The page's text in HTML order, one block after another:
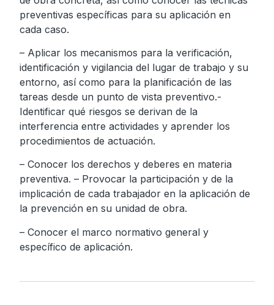
preventivas específicas para su aplicación en
cada caso.
– Aplicar los mecanismos para la verificación,
identificación y vigilancia del lugar de trabajo y su
entorno, así como para la planificación de las
tareas desde un punto de vista preventivo.-
Identificar qué riesgos se derivan de la
interferencia entre actividades y aprender los
procedimientos de actuación.
– Conocer los derechos y deberes en materia
preventiva. – Provocar la participación y de la
implicación de cada trabajador en la aplicación de
la prevención en su unidad de obra.
– Conocer el marco normativo general y
específico de aplicación.